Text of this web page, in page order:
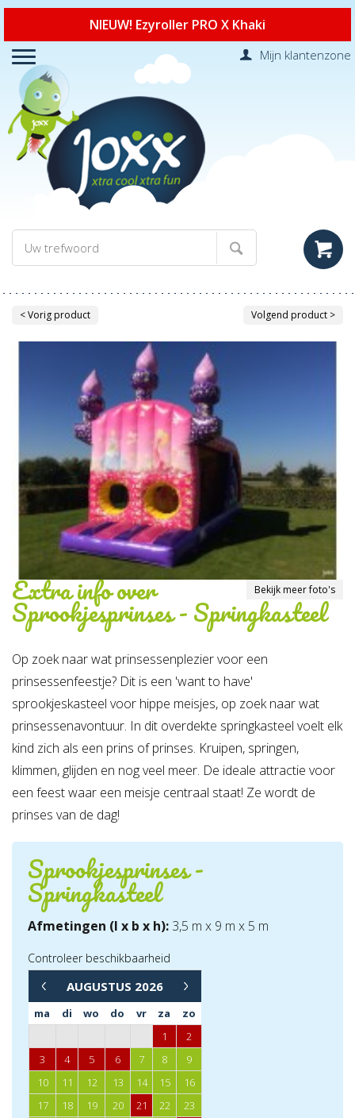
NIEUW! Ezyroller PRO X Khaki
Mijn klantenzone
< Vorig product Volgend product >
Bekijk meer foto's
Extra info over
Sprookjesprinses - Springkasteel
Op zoek naar wat prinsessenplezier voor een
prinsessenfeestje? Dit is een 'want to have'
sprookjeskasteel voor hippe meisjes, op zoek naar wat
prinsessenavontuur. In dit overdekte springkasteel voelt elk
kind zich als een prins of prinses. Kruipen, springen,
klimmen, glijden en nog veel meer. De ideale attractie voor
een feest waar een meisje centraal staat! Ze wordt de
prinses van de dag!
Sprookjesprinses -
Springkasteel
Afmetingen (l x b x h): 3,5 m x 9 m x 5 m
Controleer beschikbaarheid
AUGUSTUS 2026
ma di wo do vr za
zo
1
2
3
4 5 6 7 8
9
10
11 12 13 14 15
16
17
18 19 20 21 22
23